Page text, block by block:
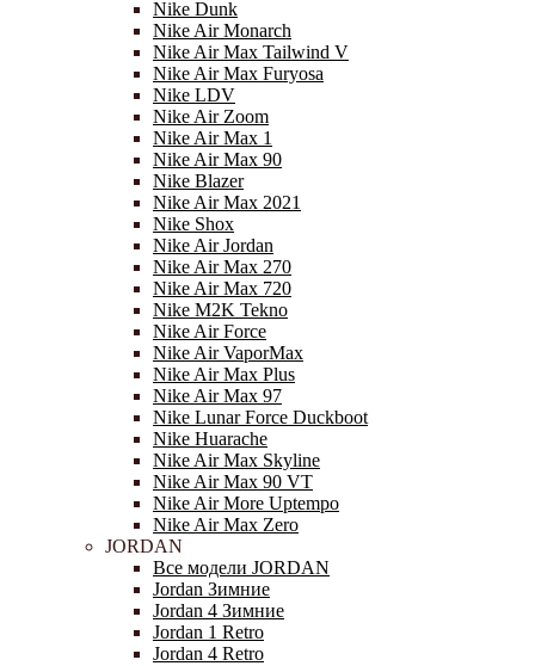
Nike Dunk
Nike Air Monarch
Nike Air Max Tailwind V
Nike Air Max Furyosa
Nike LDV
Nike Air Zoom
Nike Air Max 1
Nike Air Max 90
Nike Blazer
Nike Air Max 2021
Nike Shox
Nike Air Jordan
Nike Air Max 270
Nike Air Max 720
Nike M2K Tekno
Nike Air Force
Nike Air VaporMax
Nike Air Max Plus
Nike Air Max 97
Nike Lunar Force Duckboot
Nike Huarache
Nike Air Max Skyline
Nike Air Max 90 VT
Nike Air More Uptempo
Nike Air Max Zero
JORDAN
Все модели JORDAN
Jordan Зимние
Jordan 4 Зимние
Jordan 1 Retro
Jordan 4 Retro